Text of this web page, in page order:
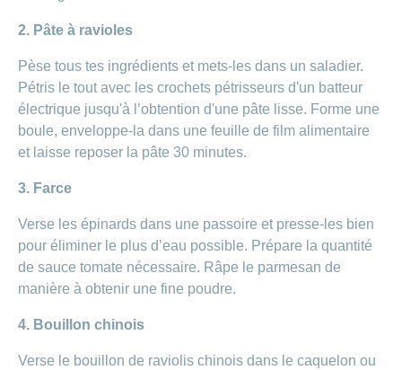
2. Pâte à ravioles
Pèse tous tes ingrédients et mets-les dans un saladier.
Pétris le tout avec les crochets pétrisseurs d'un batteur
électrique jusqu'à l’obtention d'une pâte lisse. Forme une
boule, enveloppe-la dans une feuille de film alimentaire
et laisse reposer la pâte 30 minutes.
3. Farce
Verse les épinards dans une passoire et presse-les bien
pour éliminer le plus d’eau possible. Prépare la quantité
de sauce tomate nécessaire. Râpe le parmesan de
manière à obtenir une fine poudre.
4. Bouillon chinois
Verse le bouillon de raviolis chinois dans le caquelon ou